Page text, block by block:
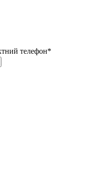
телефон*